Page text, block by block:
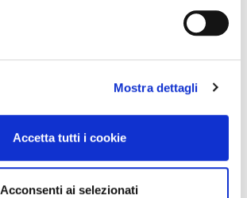
Mostra dettagli
Accetta tutti i cookie
Acconsenti ai selezionati